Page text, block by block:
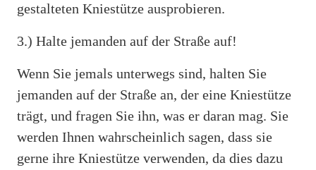
gestalteten Kniestütze ausprobieren.
3.) Halte jemanden auf der Straße auf!
Wenn Sie jemals unterwegs sind, halten Sie
jemanden auf der Straße an, der eine Kniestütze
trägt, und fragen Sie ihn, was er daran mag. Sie
werden Ihnen wahrscheinlich sagen, dass sie
gerne ihre Kniestütze verwenden, da dies dazu